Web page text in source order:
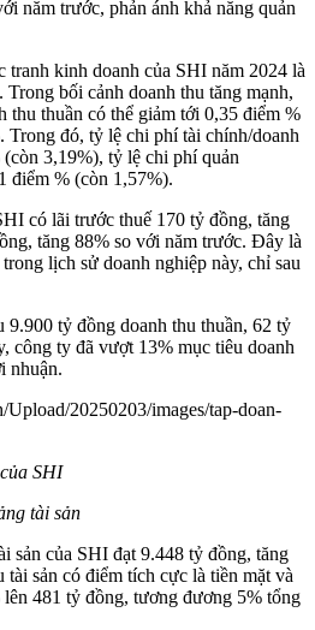
năm trước, phản ánh khả năng quản
kinh doanh của SHI năm 2024 là
bối cảnh doanh thu tăng mạnh,
thu thuần có thể giảm tới 0,35 điểm %
Trong đó, tỷ lệ chi phí tài chính/doanh
3,19%), tỷ lệ chi phí quản
điểm % (còn 1,57%).
có lãi trước thuế 170 tỷ đồng, tăng
tăng 88% so với năm trước. Đây là
lịch sử doanh nghiệp này, chỉ sau
9.900 tỷ đồng doanh thu thuần, 62 tỷ
công ty đã vượt 13% mục tiêu doanh
nhuận.
SHI
tài sản
sản của SHI đạt 9.448 tỷ đồng, tăng
tài sản có điểm tích cực là tiền mặt và
481 tỷ đồng, tương đương 5% tổng